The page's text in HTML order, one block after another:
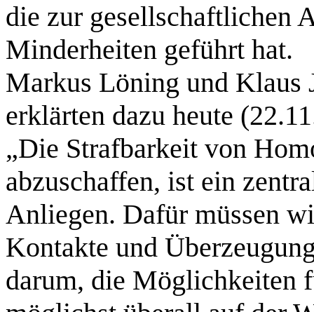
die zur gesellschaftlichen
Minderheiten geführt hat.
Markus Löning und
erklärten dazu heute
„Die Strafbarkeit von
abzuschaffen, ist ein
Anliegen. Dafür müssen
Kontakte und
darum, die Möglichkeiten